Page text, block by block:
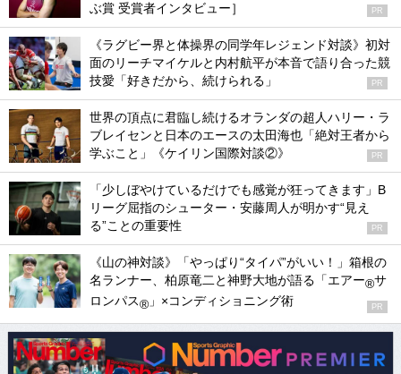
ぶ賞 受賞者インタビュー］
PR
《ラグビー界と体操界の同学年レジェンド対談》初対
面のリーチマイケルと内村航平が本音で語り合った競
技愛「好きだから、続けられる」
PR
世界の頂点に君臨し続けるオランダの超人ハリー・ラ
ブレイセンと日本のエースの太田海也「絶対王者から
学ぶこと」《ケイリン国際対談②》
PR
「少しぼやけているだけでも感覚が狂ってきます」B
リーグ屈指のシューター・安藤周人が明かす“見え
る”ことの重要性
PR
《山の神対談》「やっぱり“タイパ”がいい！」箱根の
名ランナー、柏原竜二と神野大地が語る「エアー®サ
ロンパス® 」×コンディショニング術 PR